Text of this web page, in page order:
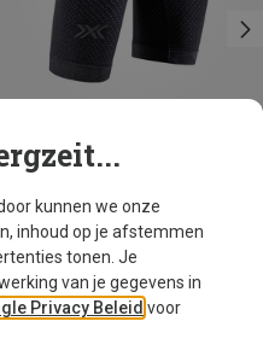
X-Bionic
€ 91,20
XS S L
kunnen we onze
inhoud op je afstemmen
tonen. Je
van je gegevens in
Privacy Beleid voor